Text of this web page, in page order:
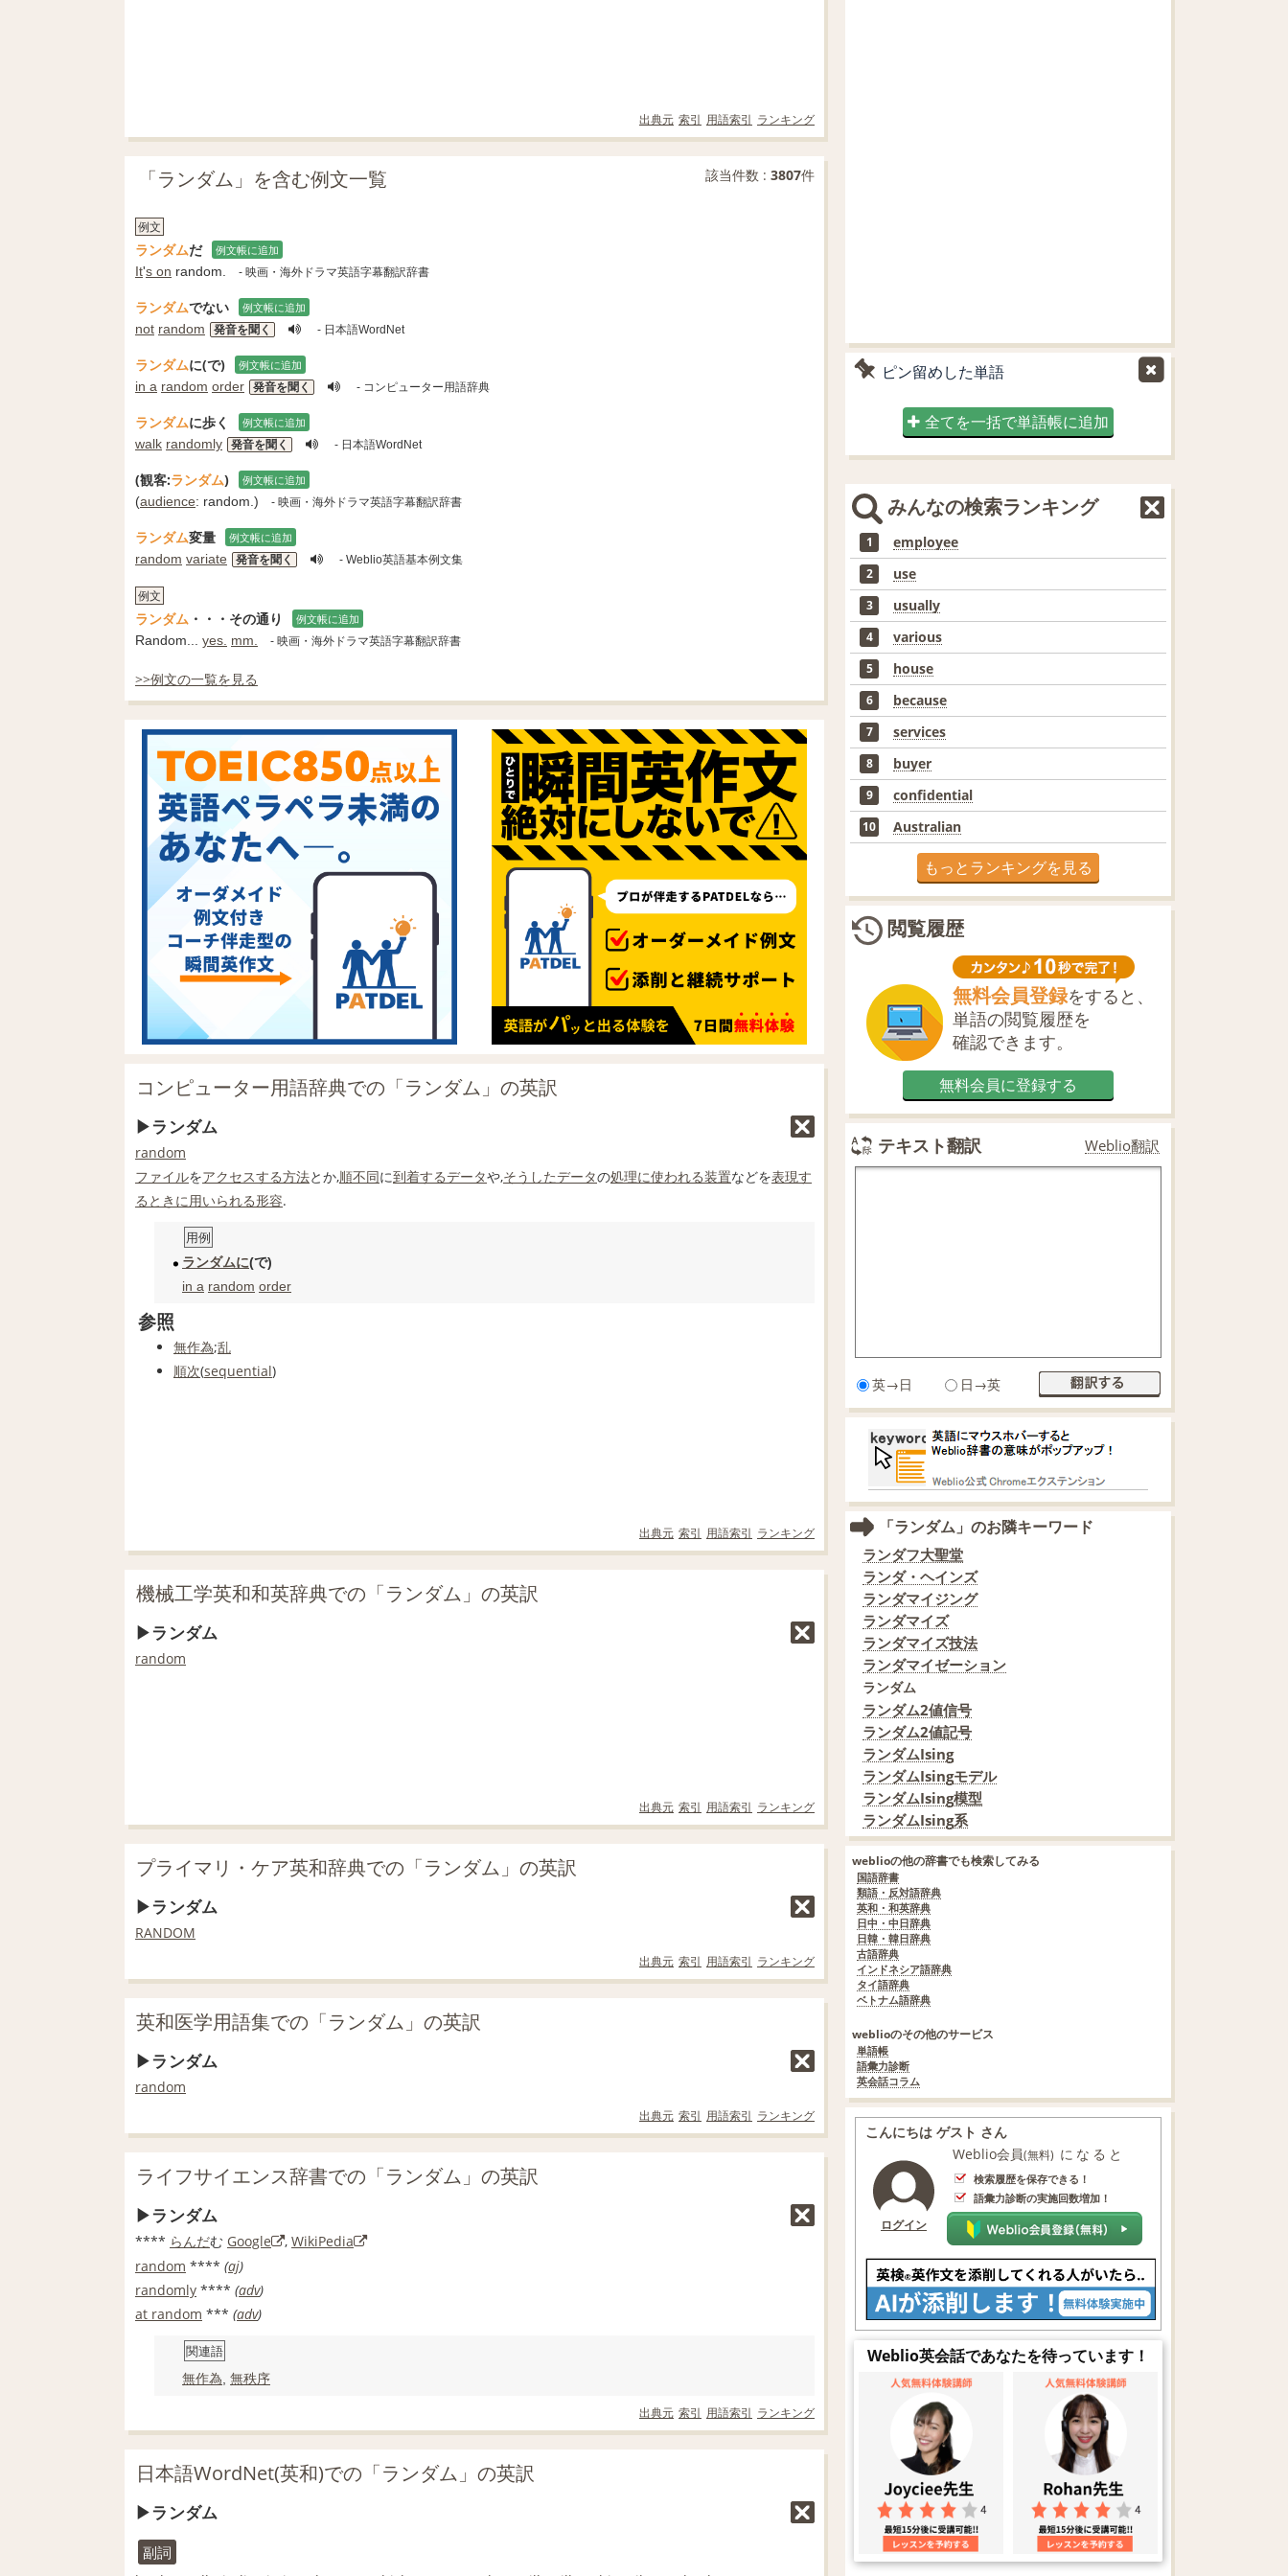
出典元 索引 用語索引 ランキング
「ランダム」を含む例文一覧 該当件数 : 3807件
例文
ランダムだ 例文帳に追加
It's on random. - 映画・海外ドラマ英語字幕翻訳辞書
ランダムでない 例文帳に追加
not random 発音を聞く - 日本語WordNet
ランダムに(で) 例文帳に追加
in a random order 発音を聞く - コンピューター用語辞典
ランダムに歩く 例文帳に追加
walk randomly 発音を聞く - 日本語WordNet
(観客:ランダム) 例文帳に追加
(audience: random.) - 映画・海外ドラマ英語字幕翻訳辞書
ランダム変量 例文帳に追加
random variate 発音を聞く - Weblio英語基本例文集
例文
ランダム ・・・その通り 例文帳に追加
Random... yes. mm. - 映画・海外ドラマ英語字幕翻訳辞書
>>例文の一覧を見る
コンピューター用語辞典での「ランダム」の英訳
ランダム
random
ファイルをアクセスする方法とか,順不同に到着するデータや,そうしたデータの処理に使われる装置などを表現す
る ときに 用いられる形容.
用例
ランダムに(で)
in a random order
参照
無作為;乱
順次(sequential)
出典元 索引 用語索引 ランキング
機械工学英和和英辞典での「ランダム」の英訳
ランダム
random
出典元 索引 用語索引 ランキング
プライマリ・ケア英和辞典での「ランダム」の英訳
ランダム
RANDOM
出典元 索引 用語索引 ランキング
英和医学用語集での「ランダム」の英訳
ランダム
random
出典元 索引 用語索引 ランキング
ライフサイエンス辞書での「ランダム」の英訳
ランダム
**** らんだむ Google , WikiPedia
random **** (aj)
randomly **** (adv)
at random *** (adv)
関連語
無作為 無秩序
出典元 索引 用語索引 ランキング
日本語WordNet(英和)での「ランダム」の英訳
ランダム
副詞
ピン留めした単語
全てを一括で単語帳に追加
みんなの検索ランキング
1 employee
2 use
3 usually
4 various
5 house
6 because
7 services
8 buyer
9 confidential
10 Australian
もっとランキングを見る
閲覧履歴
無料会員登録をすると、
単語の閲覧履歴を
確認できます。
無料会員に登録する
テキスト翻訳 Weblio翻訳
英→日 日→英
「ランダム」のお隣キーワード
ランダフ大聖堂
ランダ・ヘインズ
ランダマイジング
ランダマイズ
ランダマイズ技法
ランダマイゼーション
ランダム
ランダム2値信号
ランダム2値記号
ランダムIsing
ランダムIsingモデル
ランダムIsing模型
ランダムIsing系
weblioの他の辞書でも検索してみる
国語辞書
類語・反対語辞典
英和・和英辞典
日中・中日辞典
日韓・韓日辞典
古語辞典
インドネシア語辞典
タイ語辞典
ベトナム語辞典
weblioのその他のサービス
単語帳
語彙力診断
英会話コラム
こんにちは ゲスト さん
ログイン
Weblio会員(無料) になると
検索履歴を保存できる！
語彙力診断の実施回数増加！
Weblio英会話であなたを待っています！